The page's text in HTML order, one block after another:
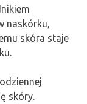
naskórku,
skóra staje
skóry.